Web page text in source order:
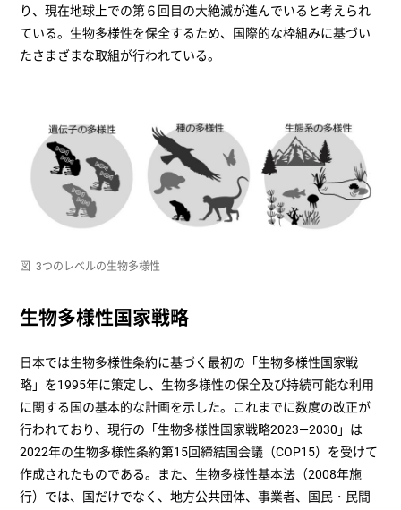
り、現在地球上での第６回目の大絶滅が進んでいると考えられ
ている。生物多様性を保全するため、国際的な枠組みに基づい
たさまざまな取組が行われている。
図 3つのレベルの生物多様性
生物多様性国家戦略
日本では生物多様性条約に基づく最初の「生物多様性国家戦
略」を1995年に策定し、生物多様性の保全及び持続可能な利用
に関する国の基本的な計画を示した。これまでに数度の改正が
行われており、現行の「生物多様性国家戦略2023—2030」は
2022年の生物多様性条約第15回締結国会議（COP15）を受けて
作成されたものである。また、生物多様性基本法（2008年施
行）では、国だけでなく、地方公共団体、事業者、国民・民間